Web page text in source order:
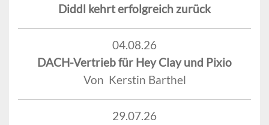
Diddl kehrt erfolgreich zurück
04.08.26
DACH-Vertrieb für Hey Clay und Pixio
Von Kerstin Barthel
29.07.26